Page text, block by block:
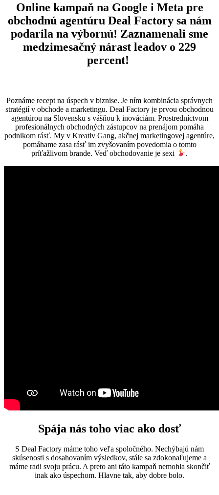
Online kampaň na Google i Meta pre
obchodnú agentúru Deal Factory sa nám
podarila na výbornú! Zaznamenali sme
medzimesačný nárast leadov o 229
percent!
Poznáme recept na úspech v biznise. Je ním kombinácia správnych
stratégií v obchode a marketingu. Deal Factory je prvou obchodnou
agentúrou na Slovensku s vášňou k inováciám. Prostredníctvom
profesionálnych obchodných zástupcov na prenájom pomáha
podnikom rásť. My v Kreativ Gang, akčnej marketingovej agentúre,
pomáhame zasa rásť im zvyšovaním povedomia o tomto
príťažlivom brande. Veď obchodovanie je sexi
.
Spája nás toho viac ako dosť
S Deal Factory máme toho veľa spoločného. Nechýbajú nám
skúsenosti s dosahovaním výsledkov, stále sa zdokonaľujeme a
máme radi svoju prácu. A preto ani táto kampaň nemohla skončiť
inak ako úspechom. Hlavne tak, aby dobre bolo.